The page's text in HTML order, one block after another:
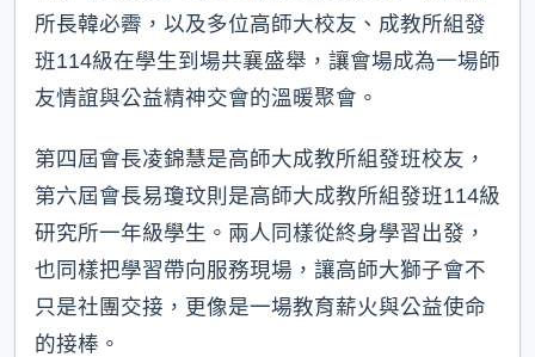
所長韓必霽，以及多位高師大校友、成教所組發
班114級在學生到場共襄盛舉，讓會場成為一場師
友情誼與公益精神交會的溫暖聚會。
第四屆會長凌錦慧是高師大成教所組發班校友，
第六屆會長易瓊玟則是高師大成教所組發班114級
研究所一年級學生。兩人同樣從終身學習出發，
也同樣把學習帶向服務現場，讓高師大獅子會不
只是社團交接，更像是一場教育薪火與公益使命
的接棒。